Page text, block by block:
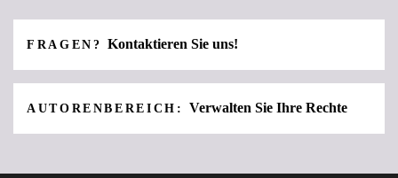
FRAGEN? Kontaktieren Sie uns!
AUTORENBEREICH: Verwalten Sie Ihre Rechte